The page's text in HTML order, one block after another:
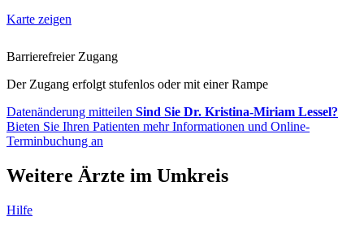
Karte zeigen
Barrierefreier Zugang
Der Zugang erfolgt stufenlos oder mit einer Rampe
Datenänderung mitteilen Sind Sie Dr. Kristina-Miriam Lessel?
Bieten Sie Ihren Patienten mehr Informationen und Online-
Terminbuchung an
Weitere Ärzte im Umkreis
Hilfe